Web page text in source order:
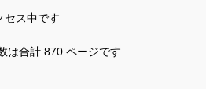
セス中です
は合計 870 ページです